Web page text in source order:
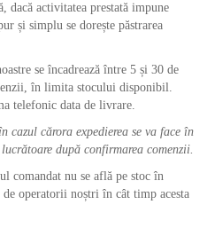
dacă activitatea prestată impune
și simplu se dorește păstrarea
se încadrează între 5 și 30 de
în limita stocului disponibil.
telefonic data de livrare.
cazul cărora expedierea se va face în
după confirmarea comenzii.
comandat nu se află pe stoc în
operatorii noștri în cât timp acesta